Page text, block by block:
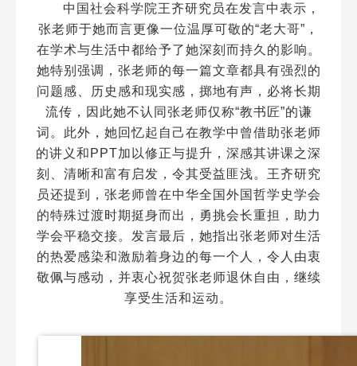
中国社会科学院王齐研究员在发言中表示，
张老师于她而言更像一位温厚可敬的“老大哥”，
在学术与生活中都给予了她深刻而持久的影响。
她特别强调，张老师的每一篇文章都具有强烈的
问题感、历史感和现实感，掷地有声，必将长期
流传，因此她不认同张老师仅称“教书匠”的谦
词。此外，她回忆起自己在教学中曾借助张老师
的讲义和PPT加以修正与提升，深感其讲课之深
刻、清晰和富有启发，令其受益匪浅。王齐研究
员还提到，张老师曾在中华全国外国哲学史学会
的特殊过渡时期挺身而出，勇挑会长重担，助力
学会平稳交接。发言最后，她指出张老师对生活
的热爱感染和激励着身边的每一个人，令人由衷
敬佩与感动，并衷心祝贺张老师退休自由，继续
享受生活和运动。